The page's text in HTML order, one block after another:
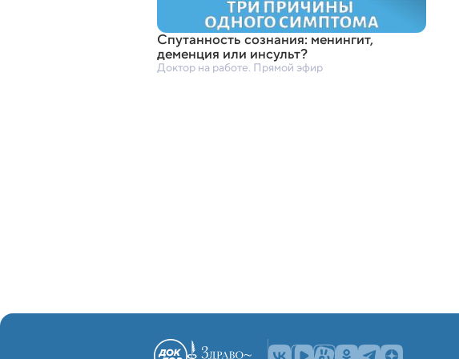
Спутанность сознания: менингит,
деменция или инсульт?
Доктор на работе. Прямой эфир